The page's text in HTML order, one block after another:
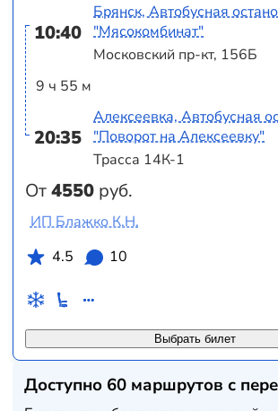
10:40
9 ч 55 м
20:35
От4550 руб.
Брянск, Автобусная
"Мясокомбинат"
Московский пр-кт, 156Б
Алексеевка, Автобусная
"Поворот на Алексеевку"
Трасса 14К-1
Выбрать билет
ИП Блажко К.Н.
4.5
10
Доступно 60 маршрутов с